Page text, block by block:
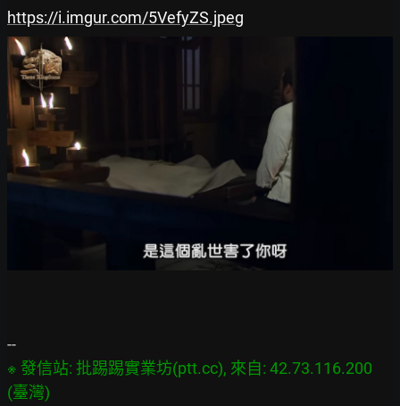
https://i.imgur.com/5VefyZS.jpeg
※ 發信站: 批踢踢實業坊(ptt.cc), 來自: 42.73.116.200
(臺灣)